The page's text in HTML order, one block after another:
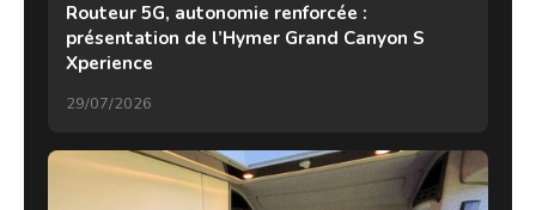
Routeur 5G, autonomie renforcée :
présentation de l’Hymer Grand Canyon S
Xperience
29/07/2026